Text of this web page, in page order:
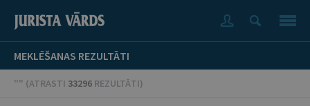
MEKLĒŠANAS REZULTĀTI
"" (ATRASTI 33296 REZULTĀTI)